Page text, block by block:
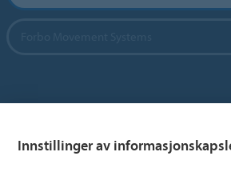
Hjemmeside per land
Velg land
Innstillinger av